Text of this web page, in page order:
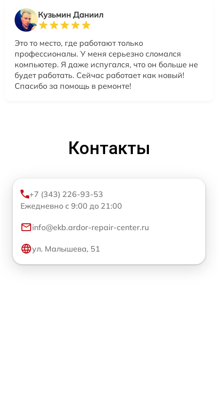
Кузьмин Даниил
Это то место, где работают только
профессионалы. У меня серьезно сломался
компьютер. Я даже испугался, что он больше не
будет работать. Сейчас работает как новый!
Спасибо за помощь в ремонте!
Контакты
+7 (343) 226-93-53
Ежедневно с 9:00 до 21:00
info@ekb.ardor-repair-center.ru
ул. Малышева, 51